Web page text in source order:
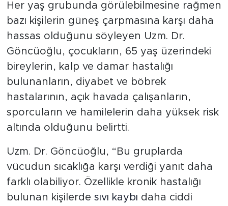
Her yaş grubunda görülebilmesine rağmen
bazı kişilerin güneş çarpmasına karşı daha
hassas olduğunu söyleyen Uzm. Dr.
Göncüoğlu, çocukların, 65 yaş üzerindeki
bireylerin, kalp ve damar hastalığı
bulunanların, diyabet ve böbrek
hastalarının, açık havada çalışanların,
sporcuların ve hamilelerin daha yüksek risk
altında olduğunu belirtti.
Uzm. Dr. Göncüoğlu, “Bu gruplarda
vücudun sıcaklığa karşı verdiği yanıt daha
farklı olabiliyor. Özellikle kronik hastalığı
bulunan kişilerde sıvı kaybı daha ciddi